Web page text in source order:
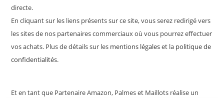
directe.
En cliquant sur les liens présents sur ce site, vous serez redirigé vers
les sites de nos partenaires commerciaux où vous pourrez effectuer
vos achats. Plus de détails sur les mentions légaleset la politique de
confidentialités.
Et en tant que Partenaire Amazon, Palmes et Maillots réalise un